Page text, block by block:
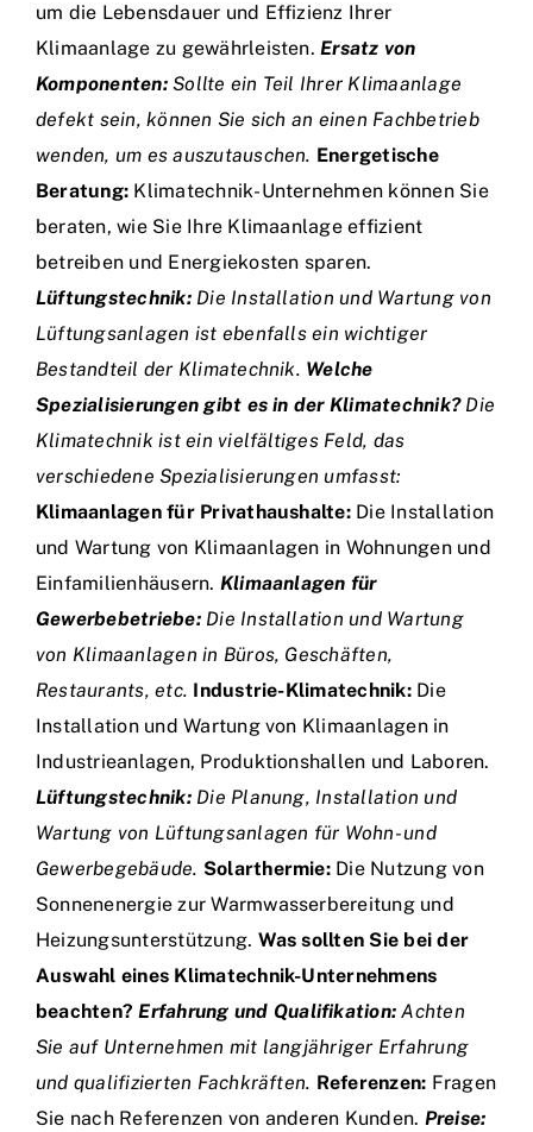
um die Lebensdauer und Effizienz Ihrer
Klimaanlage zu gewährleisten.Ersatz von
Komponenten:Sollte ein Teil Ihrer Klimaanlage
defekt sein, können Sie sich an einen Fachbetrieb
wenden, um es auszutauschen. Energetische
Beratung: Klimatechnik-Unternehmen können Sie
beraten, wie Sie Ihre Klimaanlage effizient
betreiben und Energiekosten sparen.
Lüftungstechnik:Die Installation und Wartung von
Lüftungsanlagen ist ebenfalls ein wichtiger
Bestandteil der Klimatechnik. Welche
Spezialisierungen gibt es in der Klimatechnik?Die
Klimatechnik ist ein vielfältiges Feld, das
verschiedene Spezialisierungen umfasst:
Klimaanlagen für Privathaushalte:Die Installation
und Wartung von Klimaanlagen in Wohnungen und
Einfamilienhäusern. Klimaanlagen für
Gewerbebetriebe:Die Installation und Wartung
von Klimaanlagen in Büros, Geschäften,
Restaurants, etc. Industrie-Klimatechnik:Die
Installation und Wartung von Klimaanlagen in
Industrieanlagen, Produktionshallen und Laboren.
Lüftungstechnik:Die Planung, Installation und
Wartung von Lüftungsanlagen für Wohn- und
Gewerbegebäude. Solarthermie:Die Nutzung von
Sonnenenergie zur Warmwasserbereitung und
Heizungsunterstützung. Was sollten Sie bei der
Auswahl eines Klimatechnik-Unternehmens
beachten? Erfahrung und Qualifikation: Achten
Sie auf Unternehmen mit langjähriger Erfahrung
und qualifizierten Fachkräften. Referenzen: Fragen
Sie nach Referenzen von anderen Kunden. Preise: